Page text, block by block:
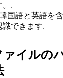
。.
国語と英語を
できます.
イルの